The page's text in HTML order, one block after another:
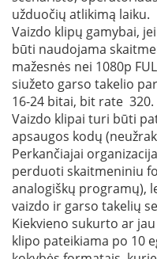
užduočių atlikimą laiku.
Vaizdo klipų gamybai,
būti naudojama
mažesnės nei 1080p
siužeto garso takelio
16-24 bitai, bit rate 320.
Vaizdo klipai turi būti
apsaugos kodų
Perkančiajai
perduoti skaitmeniniu
analogiškų programų),
vaizdo ir garso takelių
Kiekvieno sukurto ar
klipo pateikiama po 10